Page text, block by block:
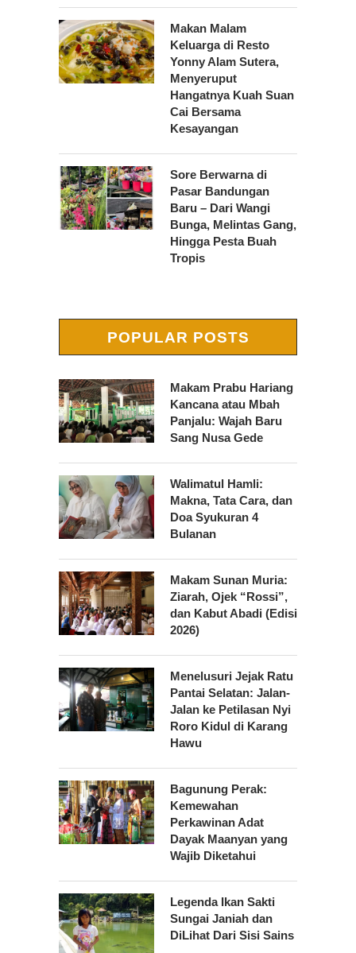
Makan Malam
Keluarga di Resto
Yonny Alam Sutera,
Menyeruput
Hangatnya Kuah Suan
Cai Bersama
Kesayangan
Sore Berwarna di
Pasar Bandungan
Baru – Dari Wangi
Bunga, Melintas Gang,
Hingga Pesta Buah
Tropis
POPULAR POSTS
Makam Prabu Hariang
Kancana atau Mbah
Panjalu: Wajah Baru
Sang Nusa Gede
Walimatul Hamli:
Makna, Tata Cara, dan
Doa Syukuran 4
Bulanan
Makam Sunan Muria:
Ziarah, Ojek “Rossi”,
dan Kabut Abadi (Edisi
2026)
Menelusuri Jejak Ratu
Pantai Selatan: Jalan-
Jalan ke Petilasan Nyi
Roro Kidul di Karang
Hawu
Bagunung Perak:
Kemewahan
Perkawinan Adat
Dayak Maanyan yang
Wajib Diketahui
Legenda Ikan Sakti
Sungai Janiah dan
DiLihat Dari Sisi Sains